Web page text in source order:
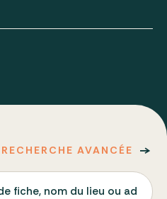
RECHERCHE AVANCÉE
fiche, nom du lieu ou adresse